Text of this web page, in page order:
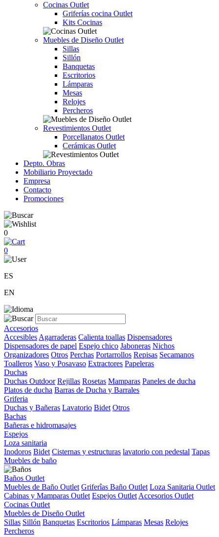
Cocinas Outlet
Griferías cocina Outlet
Kits Cocinas
Muebles de Diseño Outlet
Sillas
Sillón
Banquetas
Escritorios
Lámparas
Mesas
Relojes
Percheros
Revestimientos Outlet
Porcellanatos Outlet
Cerámicas Outlet
Depto. Obras
Mobiliario Proyectado
Empresa
Contacto
Promociones
0
0
ES
EN
Accesorios
Accesibles Agarraderas Calienta toallas Dispensadores
Dispensadores de papel Espejo chico Jaboneras Nichos
Organizadores Otros Perchas Portarrollos Repisas Secamanos
Toalleros Vaso y Posavaso Extractores Papeleras
Duchas
Duchas Outdoor Rejillas Rosetas Mamparas Paneles de ducha
Platos de ducha Barras de Ducha y Barrales
Griferia
Duchas y Bañeras Lavatorio Bidet Otros
Bachas
Bañeras e hidromasajes
Espejos
Loza sanitaria
Inodoros Bidet Cisternas y estructuras lavatorio con pedestal Tapas
Muebles de baño
Baños Outlet
Muebles de Baño Outlet Griferîas Baño Outlet Loza Sanitaria Outlet
Cabinas y Mamparas Outlet Espejos Outlet Accesorios Outlet
Cocinas Outlet
Muebles de Diseño Outlet
Sillas Sillón Banquetas Escritorios Lámparas Mesas Relojes
Percheros